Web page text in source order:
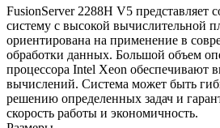
FusionServer 2288H V5 представляет
систему с высокой вычислительной
ориентирована на применение в
обработки данных. Большой объем
процессора Intel Xeon обеспечивают
вычислений. Система может быть
решению определенных задач и
скорость работы и экономичность.